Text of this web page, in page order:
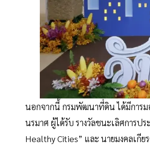
นอกจากนี้ กรมพัฒนาที่ดิน ได้มีการม
นรมาศ ผู้ได้รับ รางวัลชนะเลิศการ
Healthy Cities” และ นายมงคลเกี